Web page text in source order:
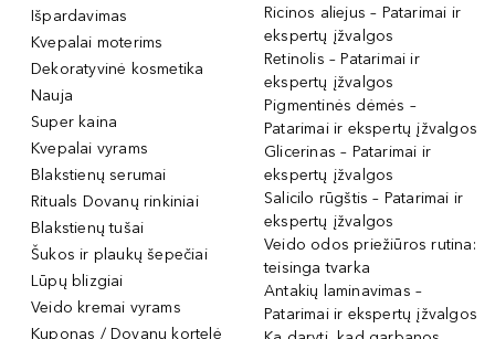
Išpardavimas
Kvepalai moterims
Dekoratyvinė kosmetika
Nauja
Super kaina
Kvepalai vyrams
Blakstienų serumai
Rituals Dovanų rinkiniai
Blakstienų tušai
Šukos ir plaukų šepečiai
Lūpų blizgiai
Veido kremai vyrams
Kuponas / Dovanų kortelė
Ricinos aliejus – Patarimai ir
ekspertų įžvalgos
Retinolis – Patarimai ir
ekspertų įžvalgos
Pigmentinės dėmės –
Patarimai ir ekspertų įžvalgos
Glicerinas – Patarimai ir
ekspertų įžvalgos
Salicilo rūgštis – Patarimai ir
ekspertų įžvalgos
Veido odos priežiūros rutina:
teisinga tvarka
Antakių laminavimas –
Patarimai ir ekspertų įžvalgos